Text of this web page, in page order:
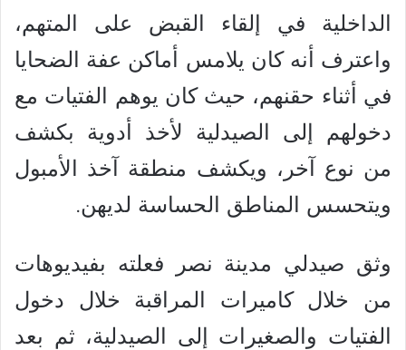
الداخلية في إلقاء القبض على المتهم،
واعترف أنه كان يلامس أماكن عفة الضحايا
في أثناء حقنهم، حيث كان يوهم الفتيات مع
دخولهم إلى الصيدلية لأخذ أدوية بكشف
من نوع آخر، ويكشف منطقة آخذ الأمبول
ويتحسس المناطق الحساسة لديهن.
وثق صيدلي مدينة نصر فعلته بفيديوهات
من خلال كاميرات المراقبة خلال دخول
الفتيات والصغيرات إلى الصيدلية، ثم بعد